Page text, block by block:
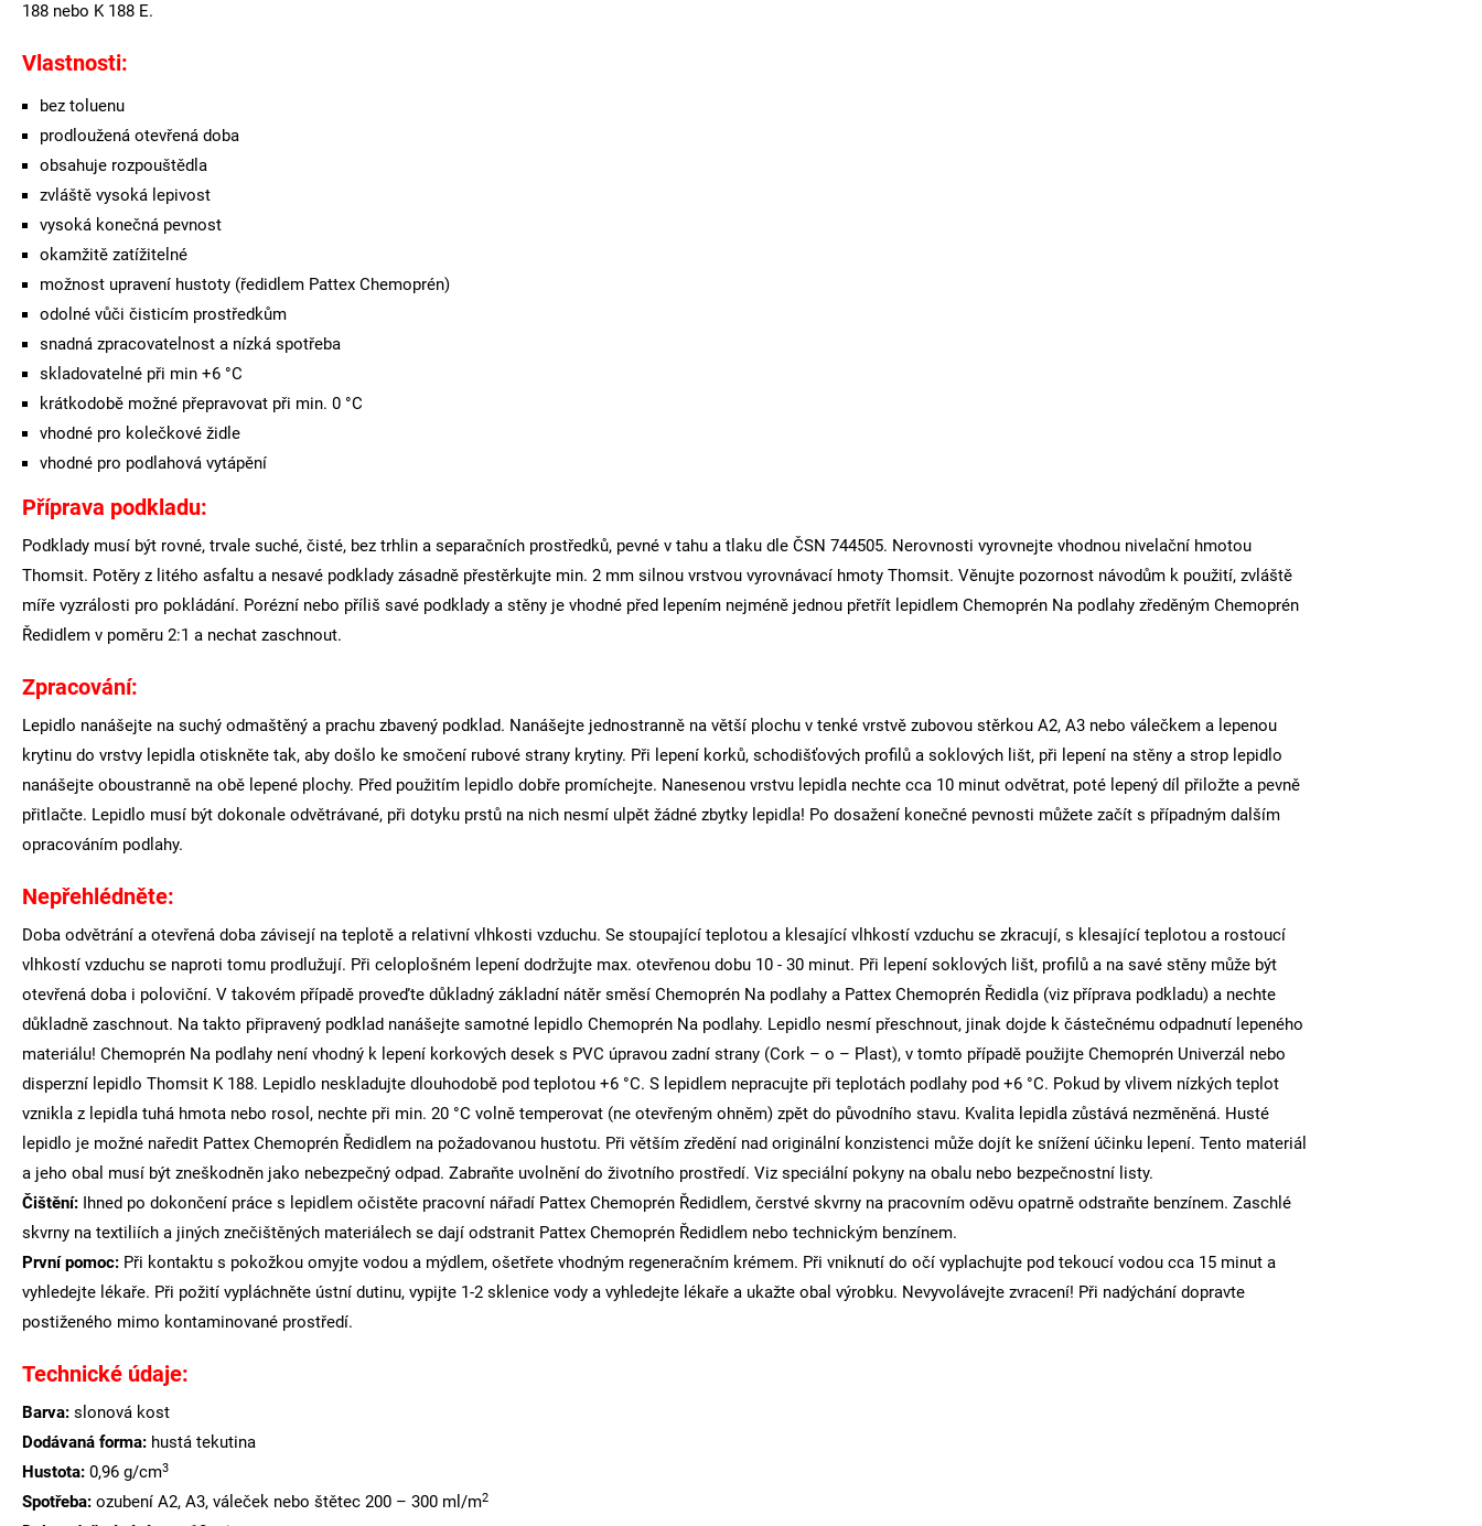
188 nebo K 188 E.
Vlastnosti:
bez toluenu
prodloužená otevřená doba
obsahuje rozpouštědla
zvláště vysoká lepivost
vysoká konečná pevnost
okamžitě zatížitelné
možnost upravení hustoty (ředidlem Pattex Chemoprén)
odolné vůči čisticím prostředkům
snadná zpracovatelnost a nízká spotřeba
skladovatelné při min +6 °C
krátkodobě možné přepravovat při min. 0 °C
vhodné pro kolečkové židle
vhodné pro podlahová vytápění
Příprava podkladu:
Podklady musí být rovné, trvale suché, čisté, bez trhlin a separačních prostředků, pevné v tahu a tlaku dle ČSN 744505. Nerovnosti vyrovnejte vhodnou nivelační hmotou
Thomsit. Potěry z litého asfaltu a nesavé podklady zásadně přestěrkujte min. 2 mm silnou vrstvou vyrovnávací hmoty Thomsit. Věnujte pozornost návodům k použití, zvláště
míře vyzrálosti pro pokládání. Porézní nebo příliš savé podklady a stěny je vhodné před lepením nejméně jednou přetřít lepidlem Chemoprén Na podlahy zředěným Chemoprén
Ředidlem v poměru 2:1 a nechat zaschnout.
Zpracování:
Lepidlo nanášejte na suchý odmaštěný a prachu zbavený podklad. Nanášejte jednostranně na větší plochu v tenké vrstvě zubovou stěrkou A2, A3 nebo válečkem a lepenou
krytinu do vrstvy lepidla otiskněte tak, aby došlo ke smočení rubové strany krytiny. Při lepení korků, schodišťových profilů a soklových lišt, při lepení na stěny a strop lepidlo
nanášejte oboustranně na obě lepené plochy. Před použitím lepidlo dobře promíchejte. Nanesenou vrstvu lepidla nechte cca 10 minut odvětrat, poté lepený díl přiložte a pevně
přitlačte. Lepidlo musí být dokonale odvětrávané, při dotyku prstů na nich nesmí ulpět žádné zbytky lepidla! Po dosažení konečné pevnosti můžete začít s případným dalším
opracováním podlahy.
Nepřehlédněte:
Doba odvětrání a otevřená doba závisejí na teplotě a relativní vlhkosti vzduchu. Se stoupající teplotou a klesající vlhkostí vzduchu se zkracují, s klesající teplotou a rostoucí
vlhkostí vzduchu se naproti tomu prodlužují. Při celoplošném lepení dodržujte max. otevřenou dobu 10 - 30 minut. Při lepení soklových lišt, profilů a na savé stěny může být
otevřená doba i poloviční. V takovém případě proveďte důkladný základní nátěr směsí Chemoprén Na podlahy a Pattex Chemoprén Ředidla (viz příprava podkladu) a nechte
důkladně zaschnout. Na takto připravený podklad nanášejte samotné lepidlo Chemoprén Na podlahy. Lepidlo nesmí přeschnout, jinak dojde k částečnému odpadnutí lepeného
materiálu! Chemoprén Na podlahy není vhodný k lepení korkových desek s PVC úpravou zadní strany (Cork – o – Plast), v tomto případě použijte Chemoprén Univerzál nebo
disperzní lepidlo Thomsit K 188. Lepidlo neskladujte dlouhodobě pod teplotou +6 °C. S lepidlem nepracujte při teplotách podlahy pod +6 °C. Pokud by vlivem nízkých teplot
vznikla z lepidla tuhá hmota nebo rosol, nechte při min. 20 °C volně temperovat (ne otevřeným ohněm) zpět do původního stavu. Kvalita lepidla zůstává nezměněná. Husté
lepidlo je možné naředit Pattex Chemoprén Ředidlem na požadovanou hustotu. Při větším zředění nad originální konzistenci může dojít ke snížení účinku lepení. Tento materiál
a jeho obal musí být zneškodněn jako nebezpečný odpad. Zabraňte uvolnění do životního prostředí. Viz speciální pokyny na obalu nebo bezpečnostní listy.
Čištění: Ihned po dokončení práce s lepidlem očistěte pracovní nářadí Pattex Chemoprén Ředidlem, čerstvé skvrny na pracovním oděvu opatrně odstraňte benzínem. Zaschlé
skvrny na textiliích a jiných znečištěných materiálech se dají odstranit Pattex Chemoprén Ředidlem nebo technickým benzínem.
První pomoc: Při kontaktu s pokožkou omyjte vodou a mýdlem, ošetřete vhodným regeneračním krémem. Při vniknutí do očí vyplachujte pod tekoucí vodou cca 15 minut a
vyhledejte lékaře. Při požití vypláchněte ústní dutinu, vypijte 1-2 sklenice vody a vyhledejte lékaře a ukažte obal výrobku. Nevyvolávejte zvracení! Při nadýchání dopravte
postiženého mimo kontaminované prostředí.
Technické údaje:
Barva: slonová kost
Dodávaná forma: hustá tekutina
Hustota: 0,96 g/cm3
Spotřeba: ozubení A2, A3, váleček nebo štětec 200 – 300 ml/m2